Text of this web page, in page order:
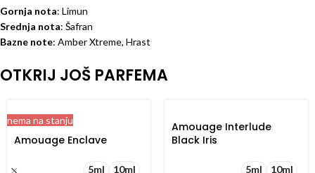
Gornja nota: Limun
Srednja nota: Šafran
Bazne note: Amber Xtreme, Hrast
OTKRIJ JOŠ PARFEMA
nema na stanju
Amouage Enclave
5ml 10ml
Amouage Interlude
Black Iris
5ml 10ml